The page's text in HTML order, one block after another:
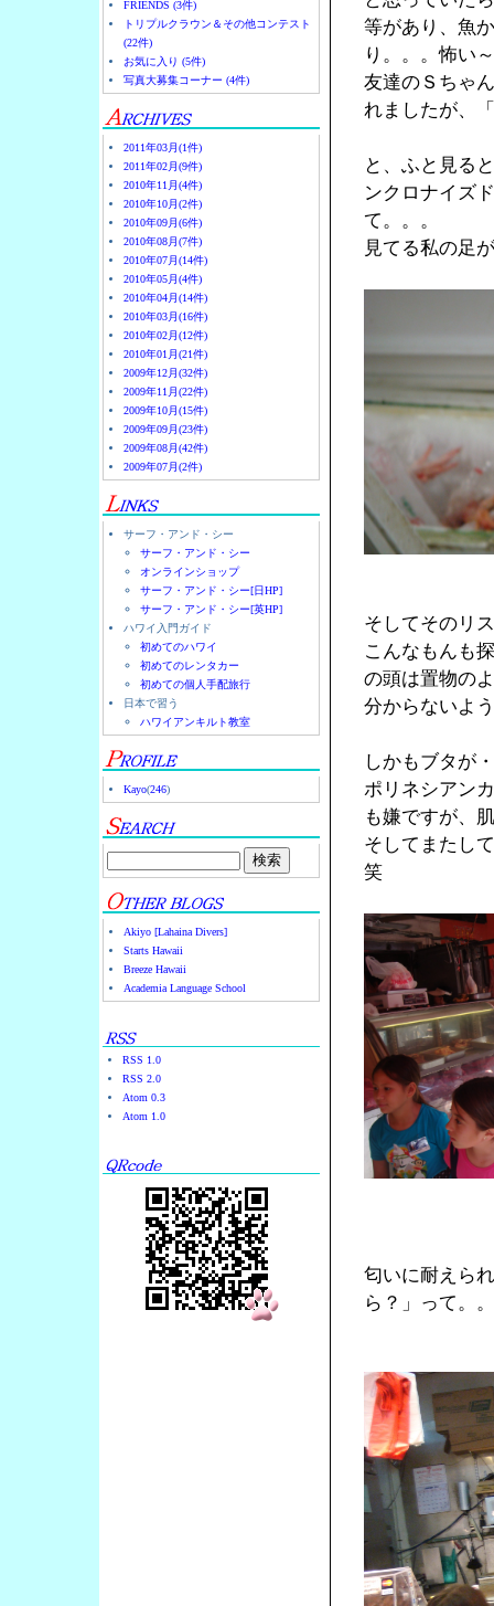
FRIENDS (3件)
トリプルクラウン＆その他コンテスト
(22件)
お気に入り (5件)
写真大募集コーナー (4件)
2011年03月(1件)
2011年02月(9件)
2010年11月(4件)
2010年10月(2件)
2010年09月(6件)
2010年08月(7件)
2010年07月(14件)
2010年05月(4件)
2010年04月(14件)
2010年03月(16件)
2010年02月(12件)
2010年01月(21件)
2009年12月(32件)
2009年11月(22件)
2009年10月(15件)
2009年09月(23件)
2009年08月(42件)
2009年07月(2件)
サーフ・アンド・シー
サーフ・アンド・シー
オンラインショップ
サーフ・アンド・シー[日HP]
サーフ・アンド・シー[英HP]
ハワイ入門ガイド
初めてのハワイ
初めてのレンタカー
初めての個人手配旅行
日本で習う
ハワイアンキルト教室
Kayo(246)
Akiyo [Lahaina Divers]
Starts Hawaii
Breeze Hawaii
Academia Language School
RSS 1.0
RSS 2.0
Atom 0.3
Atom 1.0
等があり、魚
り。。。怖い～
友達のＳちゃ
れましたが、
と、ふと見る
ンクロナイズ
て。。。
見てる私の足
そしてそのリ
こんなもんも
の頭は置物の
分からないよ
しかもブタが
ポリネシアン
も嫌ですが、
そしてまたし
笑
匂いに耐えら
ら？」って。